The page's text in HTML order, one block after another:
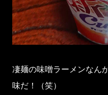
凄麺の味噌ラーメンなん
味だ！（笑）